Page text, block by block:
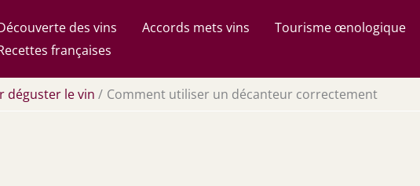
des vins Accords mets vins Tourisme œnologique
françaises
déguster le vin Comment utiliser un décanteur correctement